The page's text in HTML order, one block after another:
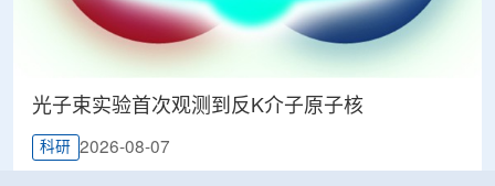
光子束实验首次观测到反K介子原子核
科研 2026-08-07